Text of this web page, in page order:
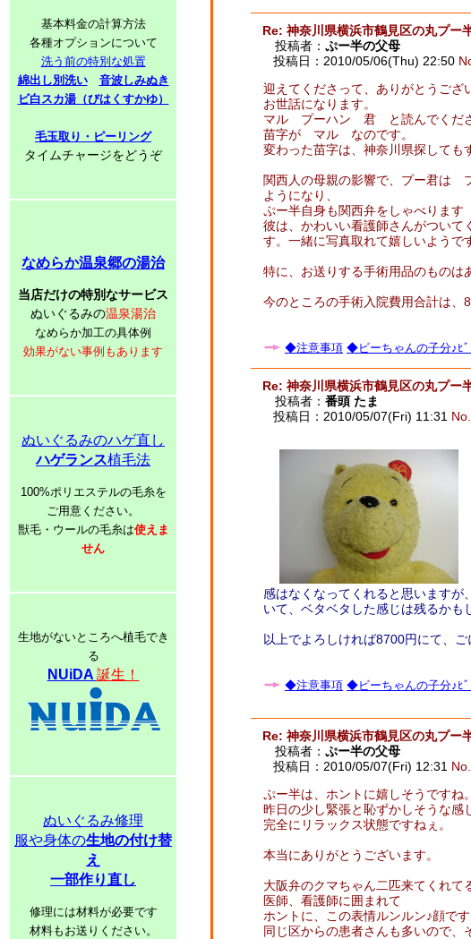
基本料金の計算方法
各種オプションについて
洗う前の特別な処置
綿出し別洗い
音波しみぬき
ビ白スカ湯（びはくすかゆ）
毛玉取り・ピーリング
タイムチャージをどうぞ
なめらか温泉郷の湯治
当店だけの特別なサービス
ぬいぐるみの温泉湯治
なめらか加工の具体例
効果がない事例もあります
ぬいぐるみのハゲ直し
ハゲランス植毛法
100%ポリエステルの毛糸を
ご用意ください。
獣毛・ウールの毛糸は使えま
せん
生地がないところへ植毛でき
る
NUiDA 誕生！
ぬいぐるみ修理
服や身体の生地の付け替
え
一部作り直し
修理には材料が必要です
材料もお送りください。
Re: 神奈川県横浜市鶴見区の丸プー
投稿者： ぷー半の父母
投稿日：2010/05/06(Thu) 22:50
迎えてくださって、ありがとうござ
お世話になります。
マル プーハン 君 と読んでくださ
苗字が マル なのです。
変わった苗字は、神奈川県探しても
関西人の母親の影響で、プー君は
ようになり、
ぷー半自身も関西弁をしゃべります
彼は、かわいい看護師さんがついて
す。一緒に写真取れて嬉しいようで
特に、お送りする手術用品のものは
今のところの手術入院費用合計は、
◆注意事項 ◆ビーちゃんの子分♪ﾋ
Re: 神奈川県横浜市鶴見区の丸プー
投稿者： 番頭 たま
投稿日：2010/05/07(Fri) 11:31
感はなくなってくれると思いますが
いて、ベタベタした感じは残るかも
以上でよろしければ8700円にて、ご
◆注意事項 ◆ビーちゃんの子分♪ﾋ
Re: 神奈川県横浜市鶴見区の丸プー
投稿者： ぷー半の父母
投稿日：2010/05/07(Fri) 12:31
ぷー半は、ホントに嬉しそうですね。
昨日の少し緊張と恥ずかしそうな感
完全にリラックス状態ですねぇ。
本当にありがとうございます。
大阪弁のクマちゃん二匹来てくれて
医師、看護師に囲まれて
ホントに、この表情ルンルン♪顔です
同じ区からの患者さんも多いので、